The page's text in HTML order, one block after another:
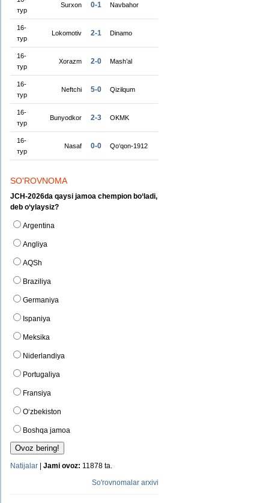
тур
Surxon 0-1 Navbahor
16-
тур
Lokomotiv 2-1 Dinamo
16-
тур
Xorazm 2-0 Mash’al
16-
тур
Neftchi 5-0 Qizilqum
16-
тур
Bunyodkor 2-3 OKMK
16-
тур
Nasaf 0-0 Qo‘qon-1912
SO'ROVNOMA
JCH-2026da qaysi jamoa chempion bo‘ladi,
deb o‘ylaysiz?
Argentina
Angliya
AQSh
Braziliya
Germaniya
Ispaniya
Meksika
Niderlandiya
Portugaliya
Fransiya
O‘zbekiston
Boshqa jamoa
Natijalar | Jami ovoz: 11878 ta.
So'rovnomalar arxivi